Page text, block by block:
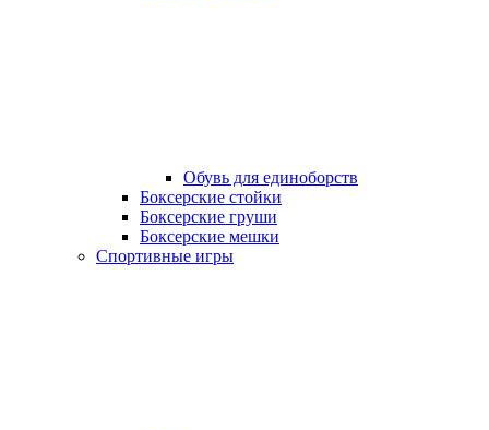
Обувь для единоборств
Боксерские стойки
Боксерские груши
Боксерские мешки
Спортивные игры